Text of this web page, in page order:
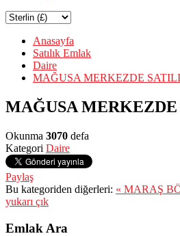
Anasayfa
Satılık Emlak
Daire
MAĞUSA MERKEZDE
MAĞUSA
Okunma 3070 defa
Kategori Daire
Paylaş
Bu kategoriden diğerleri: « MARAŞ
yukarı çık
Emlak Ara